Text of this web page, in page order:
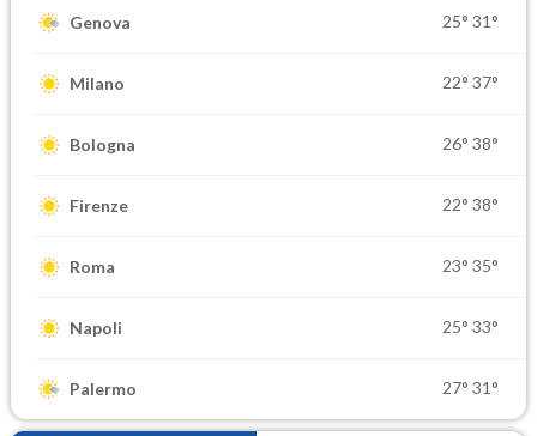
Genova 25° 31°
Milano 22° 37°
Bologna 26° 38°
Firenze 22° 38°
Roma 23° 35°
Napoli 25° 33°
Palermo 27° 31°